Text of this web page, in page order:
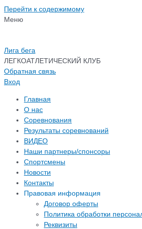
Перейти к содержимому
Меню
Лига бега
ЛЕГКОАТЛЕТИЧЕСКИЙ КЛУБ
Обратная связь
Вход
Главная
О нас
Соревнования
Результаты соревнований
ВИДЕО
Наши партнеры/спонсоры
Спортсмены
Новости
Контакты
Правовая информация
Договор оферты
Политика обработки
Реквизиты